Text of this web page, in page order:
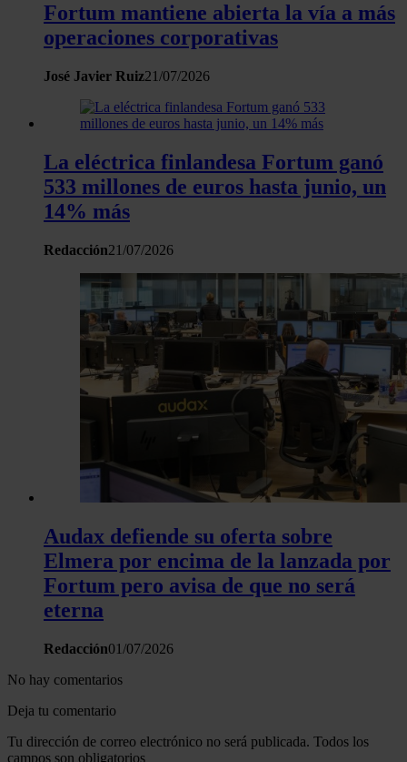
Fortum mantiene abierta la vía a más
operaciones corporativas
José Javier Ruiz21/07/2026
La eléctrica finlandesa Fortum ganó
533 millones de euros hasta junio, un
14% más
Redacción21/07/2026
Audax defiende su oferta sobre
Elmera por encima de la lanzada por
Fortum pero avisa de que no será
eterna
Redacción01/07/2026
No hay comentarios
Deja tu comentario
Tu dirección de correo electrónico no será publicada. Todos los
campos son obligatorios